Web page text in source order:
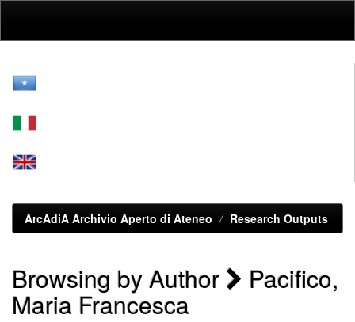
ArcAdiA Archivio Aperto di Ateneo Research Outputs
Browsing by Author Pacifico,
Maria Francesca